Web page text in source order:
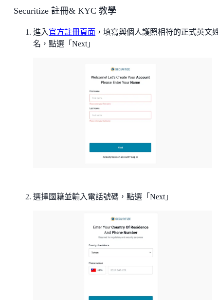
Securitize 註冊& KYC 教學
進入 官方註冊頁面 ，填寫與個人護照相符的正式英文
名，點選「Next」
選擇國籍並輸入電話號碼，點選「Next」